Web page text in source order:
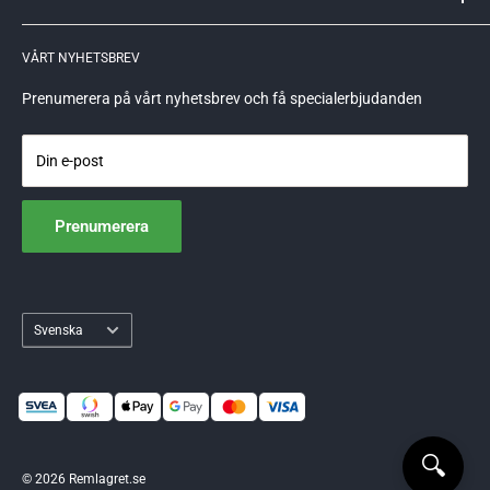
559248-6715
info@remlagret.se
VÅRT NYHETSBREV
Prenumerera på vårt nyhetsbrev och få specialerbjudanden
Din e-post
Prenumerera
Språk
Svenska
© 2026 Remlagret.se 🔍